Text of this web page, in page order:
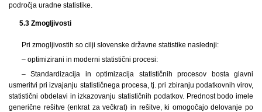
področja uradne statistike.
5.3 Zmogljivosti
Pri zmogljivostih so cilji slovenske državne statistike naslednji:
– optimizirani in moderni statistični procesi:
– Standardizacija in optimizacija statističnih procesov bosta glavni
usmeritvi pri izvajanju statističnega procesa,tj. pri zbiranju podatkovnih virov,
statistični obdelavi in izkazovanju statističnih podatkov. Prednost bodo imele
generične rešitve (enkrat za večkrat) in rešitve, ki omogočajo delovanje po